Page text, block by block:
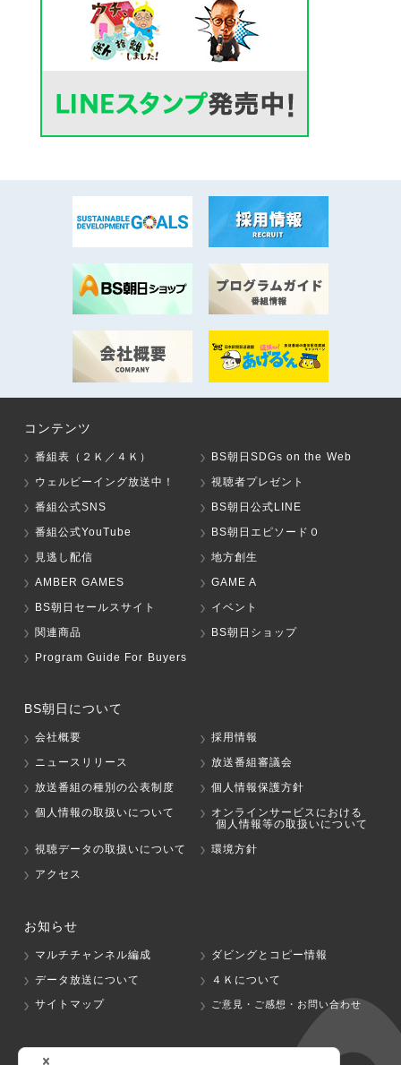
コンテンツ
番組表（２Ｋ／４Ｋ）
BS朝日SDGs on the Web
ウェルビーイング放送中！
視聴者プレゼント
番組公式SNS
BS朝日公式LINE
番組公式YouTube
BS朝日エピソード０
見逃し配信
地方創生
AMBER GAMES
GAME A
BS朝日セールスサイト
イベント
関連商品
BS朝日ショップ
Program Guide For Buyers
BS朝日について
会社概要
採用情報
ニュースリリース
放送番組審議会
放送番組の種別の公表制度
個人情報保護方針
個人情報の取扱いについて
オンラインサービスにおける
個人情報等の取扱いについて
視聴データの取扱いについて
環境方針
アクセス
お知らせ
マルチチャンネル編成
ダビングとコピー情報
データ放送について
４Ｋについて
サイトマップ
ご意見・ご感想・お問い合わせ
グループ会社